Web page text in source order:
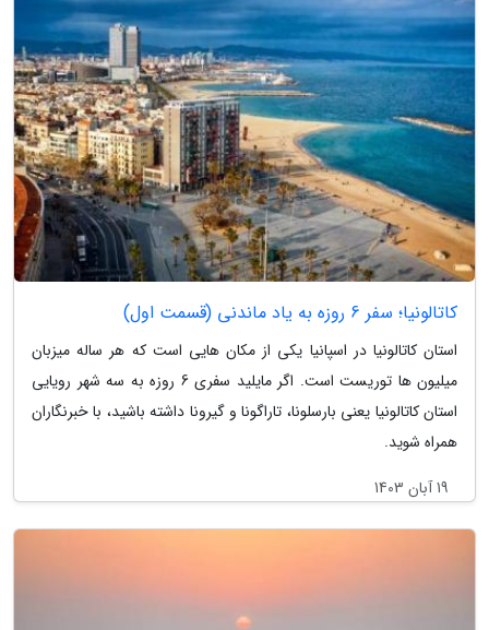
کاتالونیا؛ سفر 6 روزه به یاد ماندنی (قسمت اول)
استان کاتالونیا در اسپانیا یکی از مکان هایی است که هر ساله میزبان
میلیون ها توریست است. اگر مایلید سفری 6 روزه به سه شهر رویایی
استان کاتالونیا یعنی بارسلونا، تاراگونا و گیرونا داشته باشید، با خبرنگاران
همراه شوید.
19 آبان 1403